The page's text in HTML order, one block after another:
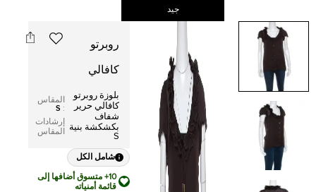
جيد
روبرتو
كافالي
بلوزة روبرتو
كافالي حرير
شفاف
بكشكشة بنية
S
المقاس
:
S
إرشادات
المقاس
شامل الكل
10+ متسوق أضافها إلى
قائمة أمنياته